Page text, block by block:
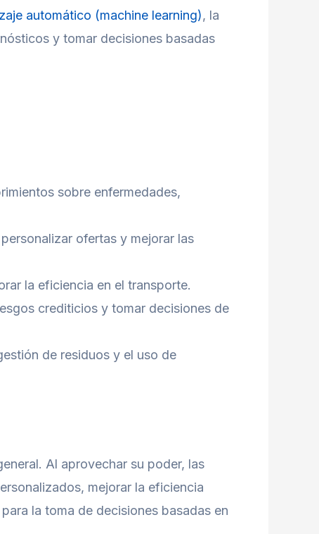
automático (machine learning), la
y tomar decisiones basadas
sobre enfermedades,
ofertas y mejorar las
la eficiencia en el transporte.
crediticios y tomar decisiones de
de residuos y el uso de
Al aprovechar su poder, las
mejorar la eficiencia
la toma de decisiones basadas en